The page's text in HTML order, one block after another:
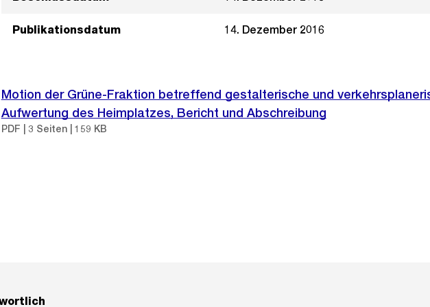
Publikationsdatum 14. Dezember 2016
Motion der Grüne-Fraktion betreffend gestalterische und
Aufwertung des Heimplatzes, Bericht und Abschreibung
PDF | 3 Seiten | 159 KB